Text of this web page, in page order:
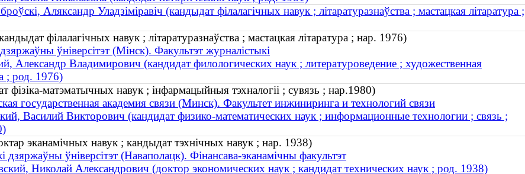
Аляксандр Уладзіміравіч (кандыдат філалагічных навук ; літаратуразнаўства ; мастацкая літаратура ;
філалагічных навук ; літаратуразнаўства ; мастацкая літаратура ; нар. 1976)
ўніверсітэт (Мінск). Факультэт журналістыкі
Александр Владимирович (кандидат филологических наук ; литературоведение ; художественная
; род. 1976)
фізіка-матэматычных навук ; інфармацыйныя тэхналогіі ; сувязь ; нар.1980)
государственная академия связи (Минск). Факультет инжиниринга и технологий связи
Василий Викторович (кандидат физико-математических наук ; информационные технологии ; связь ;
эканамічных навук ; кандыдат тэхнічных навук ; нар. 1938)
дзяржаўны ўніверсітэт (Наваполацк). Фінансава-эканамічны факультэт
Николай Александрович (доктор экономических наук ; кандидат технических наук ; род. 1938)